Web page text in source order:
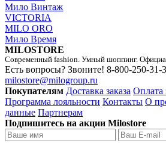
Мило Винтаж
VICTORIA
MILO ORO
Мило Время
MILOSTORE
Современный fashion. Умный шоппинг.
Есть вопросы? Звоните! 8-800-250-31-
milostore@milogroup.ru
Покупателям Доставка заказа Оплата
Программа лояльности Контакты О
данные Партнерам
Подпишитесь на акции Milostore